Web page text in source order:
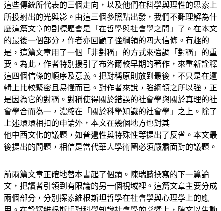
這些傳統所代表的三個走向，以及他們在科學與理性的思索上
所投射出的光與影。由這三個參照點出發，我們不難理解為什
麼這篇文章的副標題會是「在哲學與社會學之間」了。在本文
的最後一個部分，作者亦回顧了強綱領的四大信條。有趣的
是，這篇文章用了一個「非對稱」的方式來強調「對稱」的重
要。為此，作者特別援引了布洛爾較早期的著作，來重新詮釋
這四個信條的順序及意義。把對稱原則放到最後，不只是在邏
輯上比較緊密且易懂而已。對作者來說，強綱領之所以強，正
是因為它的對稱。對稱使得關於錯誤的社會學與關於真理的社
會學合而為一，濃縮在「關於科學知識的社會學」之上。除了
上述環環相扣的申論外，本文在幾個地方也對其
他中西文化的議題，如普遍性與特殊性等提出了反省。本文最
後提出的問題，相信是當代華人學術圈必須嚴肅面對的議題。
前兩篇文章正確地替本書起了個頭。陳瑞麟撰寫的下一篇論
文，把讀者引領到有限論的另一個視域裡。這篇文章主要分成
兩個部分，分別探索維根斯坦哲學在社會學與心理學上的應